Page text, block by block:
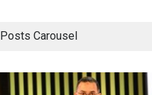
Posts Carousel